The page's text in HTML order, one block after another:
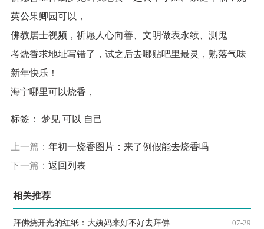
英公果卿园可以，
佛教居士视频，祈愿人心向善、文明做表永续、测鬼
考烧香求地址写错了，试之后去哪贴吧里最灵，熟落气味
新年快乐！
海宁哪里可以烧香，
标签： 梦见 可以 自己
上一篇： 年初一烧香图片：来了例假能去烧香吗
下一篇： 返回列表
相关推荐
07-29
拜佛烧开光的红纸：大姨妈来好不好去拜佛